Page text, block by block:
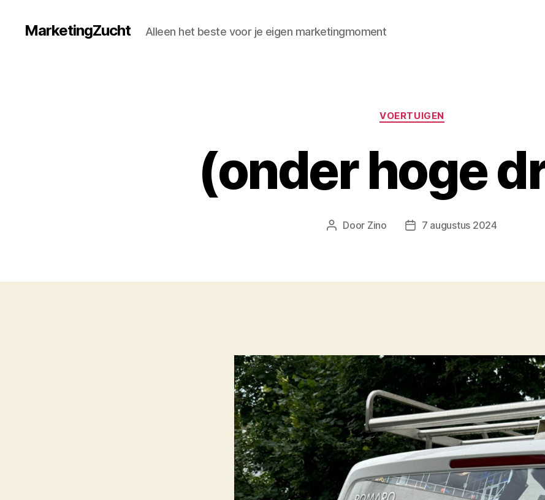
MarketingZucht Alleen het beste voor je eigen marketingmoment
Categorieën
VOERTUIGEN
(onder hoge
Berichtauteur
Door Zino Berichtdatum
7 augustus 2024